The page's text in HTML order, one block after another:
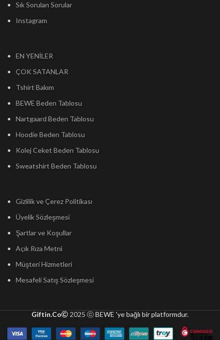
Sık Sorulan Sorular
Instagram
EN YENİLER
ÇOK SATANLAR
Tshirt Bakım
BEWE Beden Tablosu
Nartgaard Beden Tablosu
Hoodie Beden Tablosu
Kolej Ceket Beden Tablosu
Sweatshirt Beden Tablosu
Gizlilik ve Çerez Politikası
Üyelik Sözleşmesi
Şartlar ve Koşullar
Açık Rıza Metni
Müşteri Hizmetleri
Mesafeli Satış Sözleşmesi
Giftin.Co 2025 ⓒBEWE 'ye bağlı bir platformdur.